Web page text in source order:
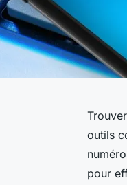
outils
pour